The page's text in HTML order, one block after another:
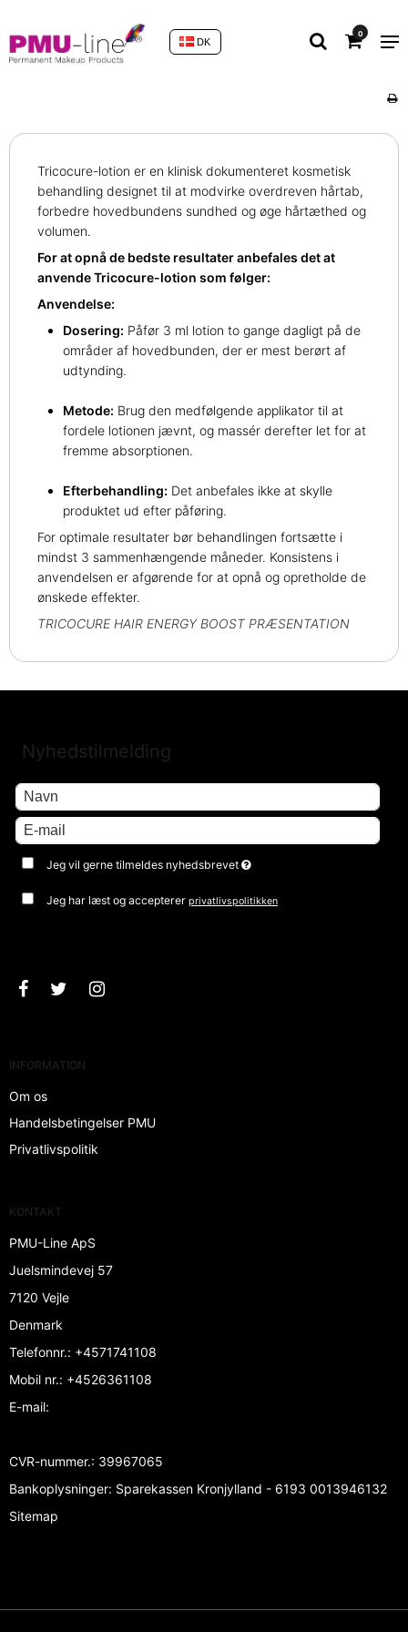
0
DK
Tricocure-lotion er en klinisk dokumenteret kosmetisk
behandling designet til at modvirke overdreven hårtab,
forbedre hovedbundens sundhed og øge hårtæthed og
volumen.
For at opnå de bedste resultater anbefales det at
anvende Tricocure-lotion som følger:
Anvendelse:
Dosering: Påfør 3 ml lotion to gange dagligt på de
områder af hovedbunden, der er mest berørt af
udtynding.
Metode: Brug den medfølgende applikator til at
fordele lotionen jævnt, og massér derefter let for at
fremme absorptionen.
Efterbehandling: Det anbefales ikke at skylle
produktet ud efter påføring.
For optimale resultater bør behandlingen fortsætte i
mindst 3 sammenhængende måneder. Konsistens i
anvendelsen er afgørende for at opnå og opretholde de
ønskede effekter.
TRICOCURE HAIR ENERGY BOOST PRÆSENTATION
Nyhedstilmelding
Jeg vil gerne tilmeldes nyhedsbrevet
Jeg har læst og acceptererprivatlivspolitikken
INFORMATION
Om os
Handelsbetingelser PMU
Privatlivspolitik
KONTAKT
PMU-Line ApS
Juelsmindevej 57
7120 Vejle
Denmark
Telefonnr.: +4571741108
Mobil nr.: +4526361108
E-mail:
CVR-nummer.: 39967065
Bankoplysninger: Sparekassen Kronjylland - 6193 0013946132
Sitemap